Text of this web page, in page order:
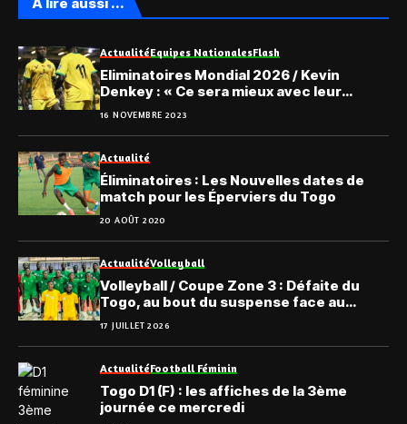
ActualitéEquipes NationalesFlash
Eliminatoires Mondial 2026 / Kevin
Denkey : « Ce sera mieux avec leur
support »
16 NOVEMBRE 2023
Actualité
Éliminatoires : Les Nouvelles dates de
match pour les Éperviers du Togo
20 AOÛT 2020
ActualitéVolleyball
Volleyball / Coupe Zone 3 : Défaite du
Togo, au bout du suspense face au
Burkina Faso
17 JUILLET 2026
ActualitéFootball Féminin
Togo D1 (F) : les affiches de la 3ème
journée ce mercredi